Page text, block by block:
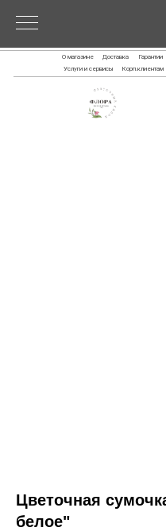
О магазине Доставка
Гарантии
Корп.клиентам
Услуги и сервисы
Цветочная
белое"